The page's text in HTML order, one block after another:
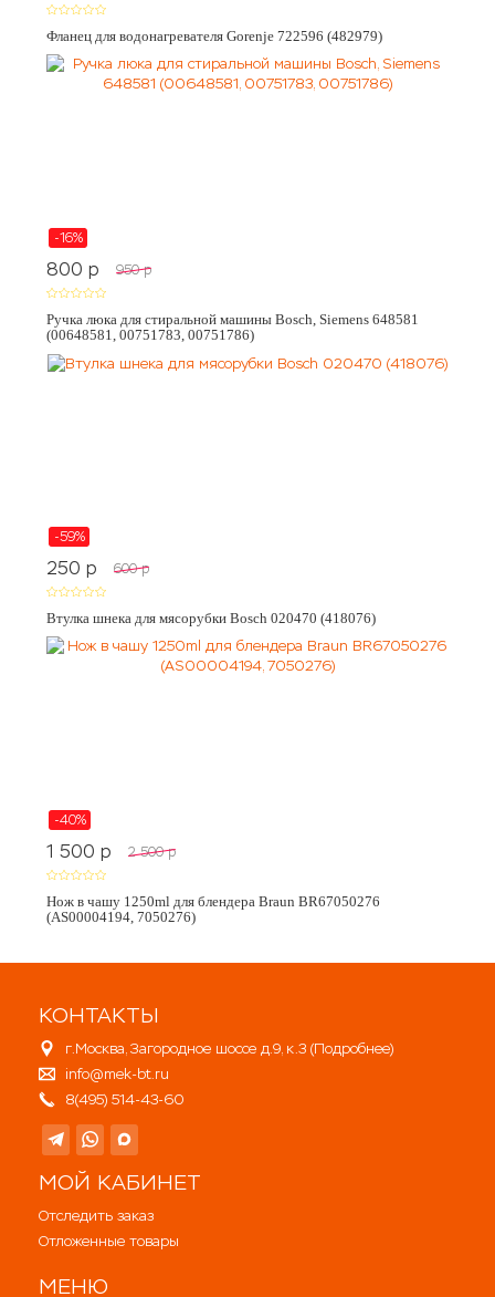
Фланец для водонагревателя Gorenje 722596 (482979)
-16%
800 p 950 p
Ручка люка для стиральной машины Bosch, Siemens 648581
(00648581, 00751783, 00751786)
-59%
250 p 600 p
Втулка шнека для мясорубки Bosch 020470 (418076)
-40%
1 500 p 2 500 p
Нож в чашу 1250ml для блендера Braun BR67050276
(AS00004194, 7050276)
КОНТАКТЫ
г.Москва, Загородное шоссе д.9, к.3 (Подробнее)
info@mek-bt.ru
8(495) 514-43-60
МОЙ КАБИНЕТ
Отследить заказ
Отложенные товары
МЕНЮ